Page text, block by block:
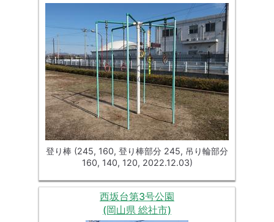
登り棒 (245, 160, 登り棒部分 245, 吊り輪部分
160, 140, 120, 2022.12.03)
西坂台第3号公園
(岡山県 総社市)